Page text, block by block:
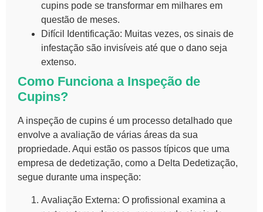
cupins pode se transformar em milhares em
questão de meses.
Difícil Identificação: Muitas vezes, os sinais de
infestação são invisíveis até que o dano seja
extenso.
Como Funciona a Inspeção de
Cupins?
A inspeção de cupins é um processo detalhado que
envolve a avaliação de várias áreas da sua
propriedade. Aqui estão os passos típicos que uma
empresa de dedetização, como a Delta Dedetização,
segue durante uma inspeção:
Avaliação Externa: O profissional examina a